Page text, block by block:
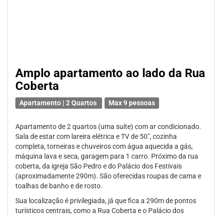
Amplo apartamento ao lado da Rua
Coberta
Apartamento | 2 Quartos Max 9 pessoas
Apartamento de 2 quartos (uma suíte) com ar condicionado.
Sala de estar com lareira elétrica e TV de 50", cozinha
completa, torneiras e chuveiros com água aquecida a gás,
máquina lava e seca, garagem para 1 carro. Próximo da rua
coberta, da igreja São Pedro e do Palácio dos Festivais
(aproximadamente 290m). São oferecidas roupas de cama e
toalhas de banho e de rosto.
Sua localização é privilegiada, já que fica a 290m de pontos
turísticos centrais, como a Rua Coberta e o Palácio dos